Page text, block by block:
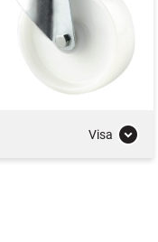
Visa